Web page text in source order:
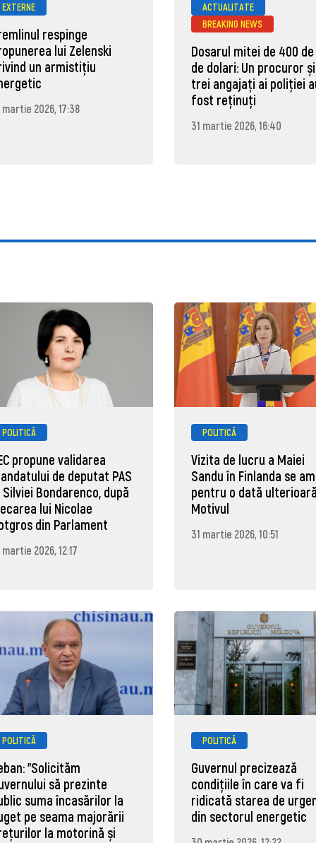
EXTERNE
respinge
lui Zelenski
un armistițiu
martie 2026, 17:38
ACTUALITATE
BREAKING NEWS
Dosarul mitei de 400
de dolari: Un procuror și
trei angajați ai poliției
fost reținuți
31 martie 2026, 16:40
POLITICĂ
propune validarea
de deputat PAS
Bondarenco, după
lui Nicolae
din Parlament
martie 2026, 12:17
POLITICĂ
Vizita de lucru a Maiei
Sandu în Finlanda se
pentru o dată
Motivul
31 martie 2026, 10:51
POLITICĂ
"Solicităm
să prezinte
suma încasărilor la
pe seama majorării
la motorină și
POLITICĂ
Guvernul precizează
condițiile în care va fi
ridicată starea de
din sectorul energetic